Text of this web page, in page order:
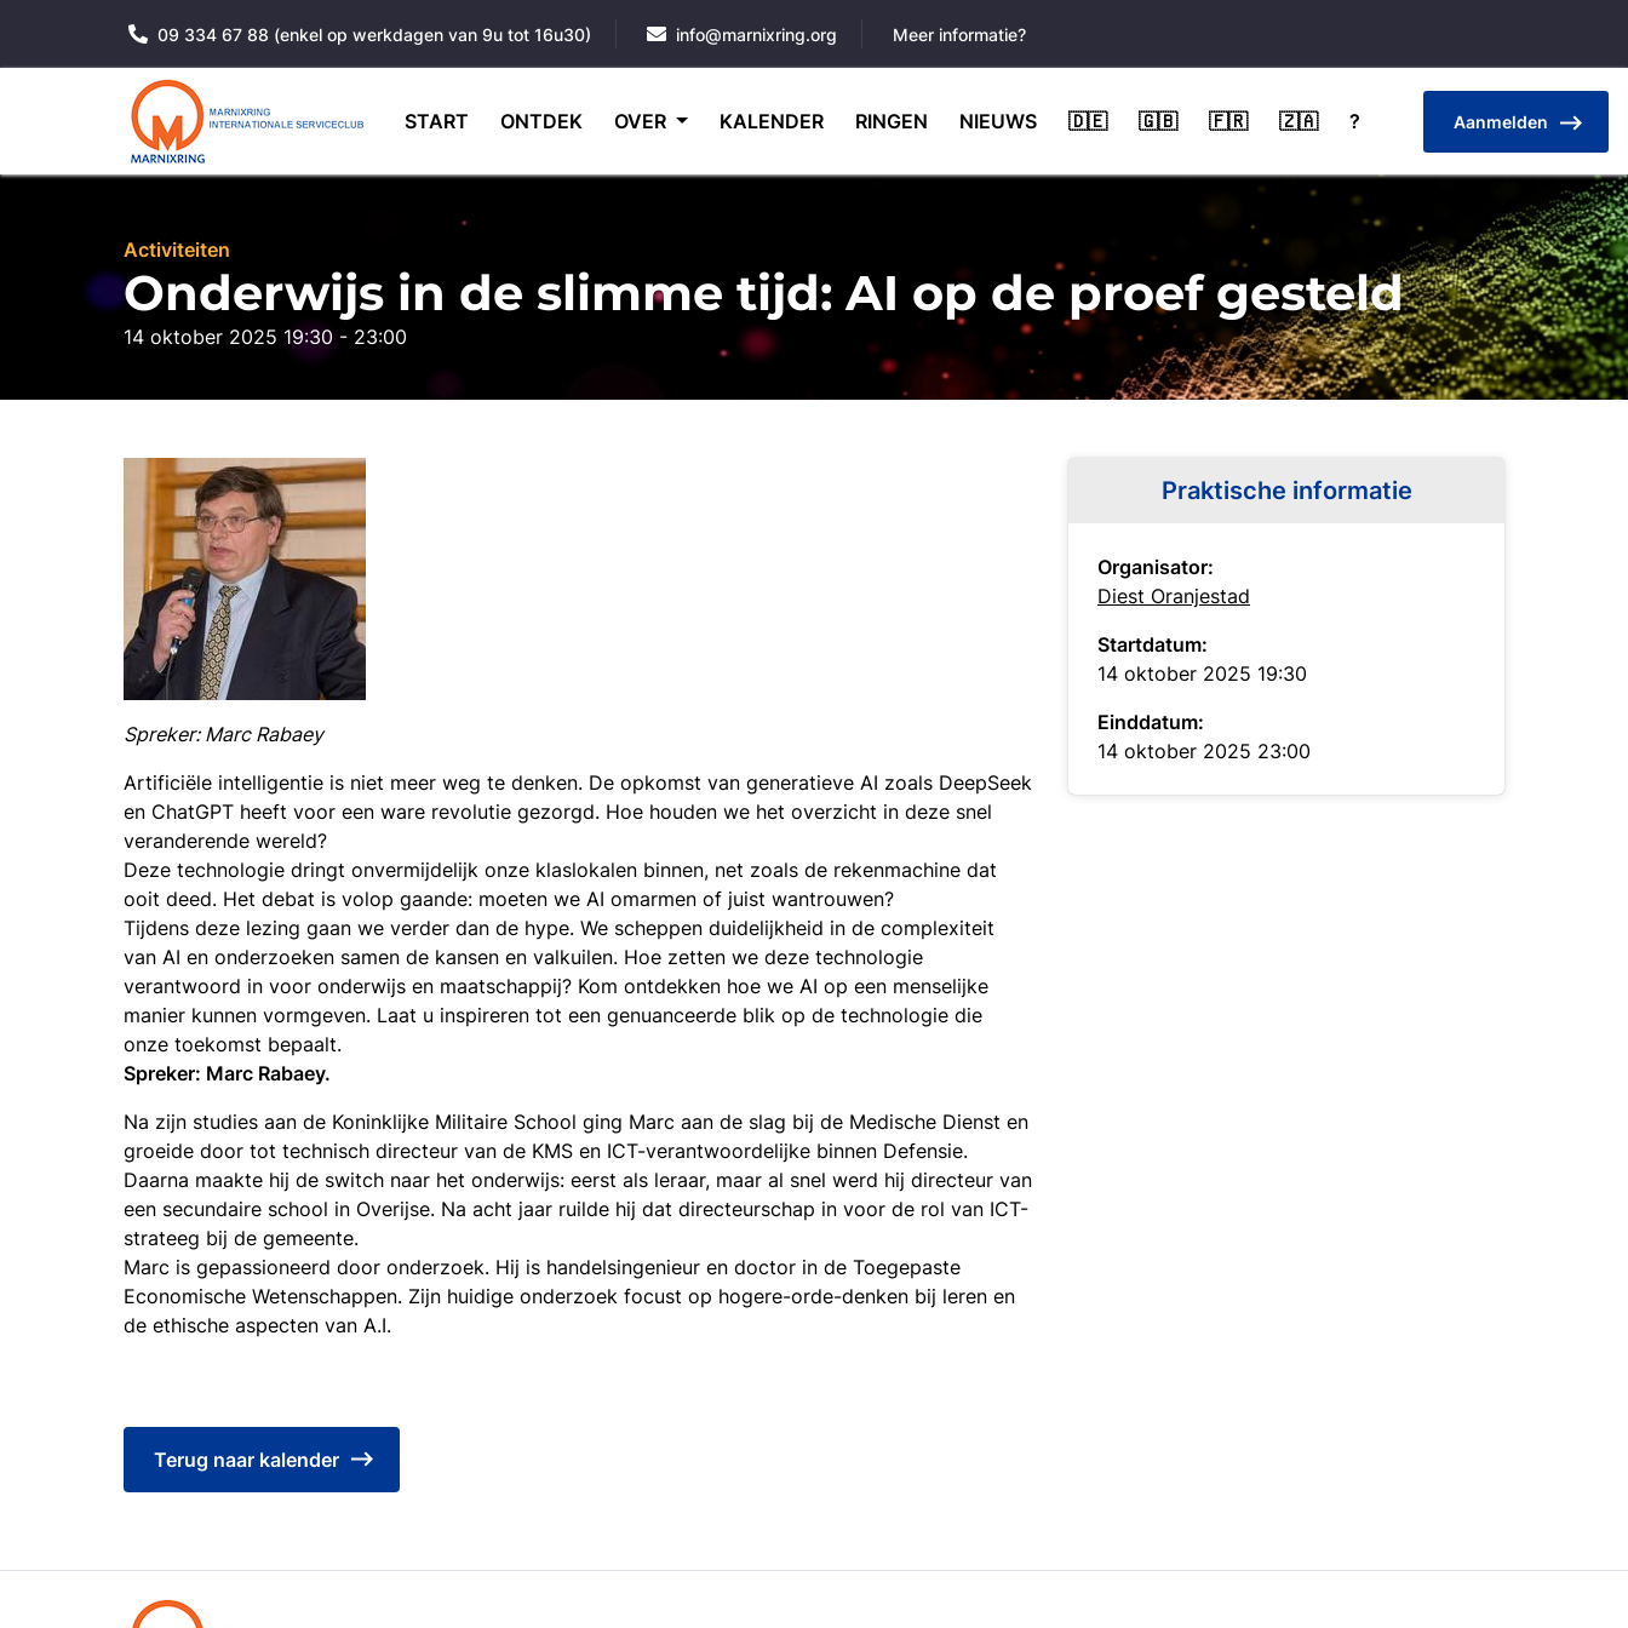
09 334 67 88 (enkel op werkdagen van 9u tot 16u30) info@marnixring.org Meer informatie?
START ONTDEK OVER KALENDER RINGEN NIEUWS 🇩🇪 🇬🇧 🇫🇷 🇿🇦 ? Aanmelden
Activiteiten
Onderwijs in de slimme tijd: AI op de proef gesteld
14 oktober 2025 19:30 - 23:00
Spreker: Marc Rabaey
Artificiële intelligentie is niet meer weg te denken. De opkomst van generatieve AI zoals DeepSeek
en ChatGPT heeft voor een ware revolutie gezorgd. Hoe houden we het overzicht in deze snel
veranderende wereld?
Deze technologie dringt onvermijdelijk onze klaslokalen binnen, net zoals de rekenmachine dat
ooit deed. Het debat is volop gaande: moeten we AI omarmen of juist wantrouwen?
Tijdens deze lezing gaan we verder dan de hype. We scheppen duidelijkheid in de complexiteit
van AI en onderzoeken samen de kansen en valkuilen. Hoe zetten we deze technologie
verantwoord in voor onderwijs en maatschappij? Kom ontdekken hoe we AI op een menselijke
manier kunnen vormgeven. Laat u inspireren tot een genuanceerde blik op de technologie die
onze toekomst bepaalt.
Spreker: Marc Rabaey.
Na zijn studies aan de Koninklijke Militaire School ging Marc aan de slag bij de Medische Dienst en
groeide door tot technisch directeur van de KMS en ICT-verantwoordelijke binnen Defensie.
Daarna maakte hij de switch naar het onderwijs: eerst als leraar, maar al snel werd hij directeur van
een secundaire school in Overijse. Na acht jaar ruilde hij dat directeurschap in voor de rol van ICT-
strateeg bij de gemeente.
Marc is gepassioneerd door onderzoek. Hij is handelsingenieur en doctor in de Toegepaste
Economische Wetenschappen. Zijn huidige onderzoek focust op hogere-orde-denken bij leren en
de ethische aspecten van A.I.
Praktische informatie
Organisator:
Diest Oranjestad
Startdatum:
14 oktober 2025 19:30
Einddatum:
14 oktober 2025 23:00
Terug naar kalender